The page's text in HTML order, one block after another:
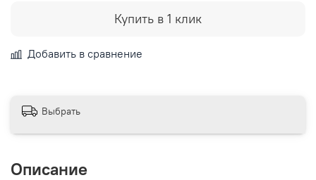
Купить в 1 клик
Добавить в сравнение
Выбрать
Описание